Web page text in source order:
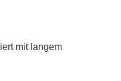
mit langem